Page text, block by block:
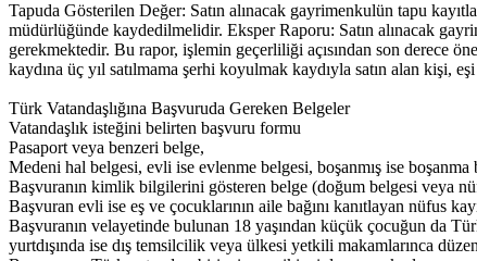
Tapuda Gösterilen Değer: Satın alınacak gayrimenkulün tapu
müdürlüğünde kaydedilmelidir. Eksper Raporu: Satın alınacak
gerekmektedir. Bu rapor, işlemin geçerliliği açısından son derece
kaydına üç yıl satılmama şerhi koyulmak kaydıyla satın alan kişi,
Türk Vatandaşlığına Başvuruda Gereken Belgeler
Vatandaşlık isteğini belirten başvuru formu
Pasaport veya benzeri belge,
Medeni hal belgesi, evli ise evlenme belgesi, boşanmış ise
Başvuranın kimlik bilgilerini gösteren belge (doğum belgesi veya
Başvuran evli ise eş ve çocuklarının aile bağını kanıtlayan nüfus
Başvuranın velayetinde bulunan 18 yaşından küçük çocuğun da
yurtdışında ise dış temsilcilik veya ülkesi yetkili makamlarınca